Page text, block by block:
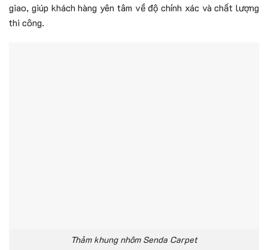
giao, giúp khách hàng yên tâm về độ chính xác và chất lượng
thi công.
Thảm khung nhôm Senda Carpet